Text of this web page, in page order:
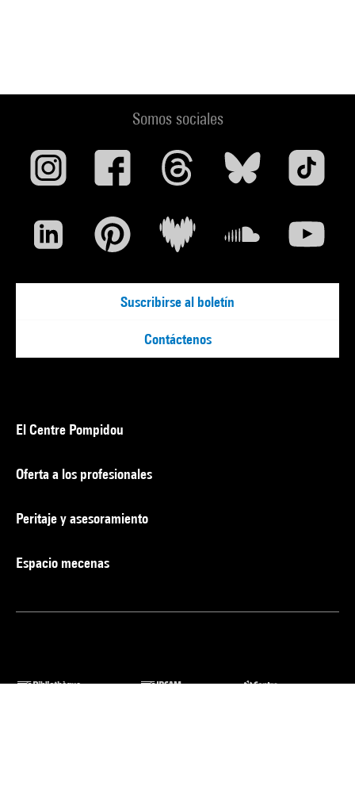
Somos sociales
Suscribirse al boletín
Contáctenos
El Centre Pompidou
Oferta a los profesionales
Peritaje y asesoramiento
Espacio mecenas